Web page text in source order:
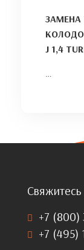
J 1,4
+7 (800)
+7 (495)